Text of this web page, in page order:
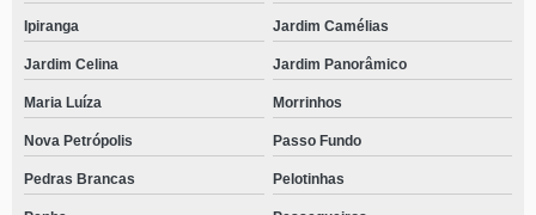
Ipiranga Jardim Camélias
Jardim Celina Jardim Panorâmico
Maria Luíza Morrinhos
Nova Petrópolis Passo Fundo
Pedras Brancas Pelotinhas